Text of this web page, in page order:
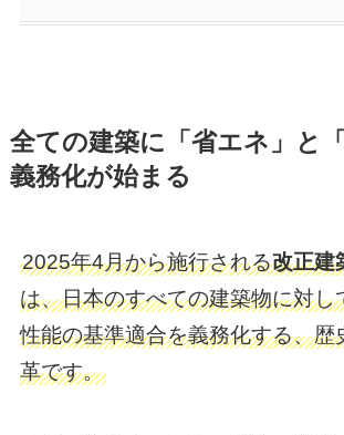
全ての建築に「省エネ」と
義務化が始まる
2025年4月から施行される改正建
は、日本のすべての建築物に対し
性能の基準適合を義務化する、歴
革です。